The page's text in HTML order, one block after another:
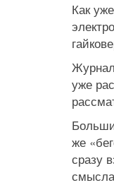
Как
уже
же
сразу